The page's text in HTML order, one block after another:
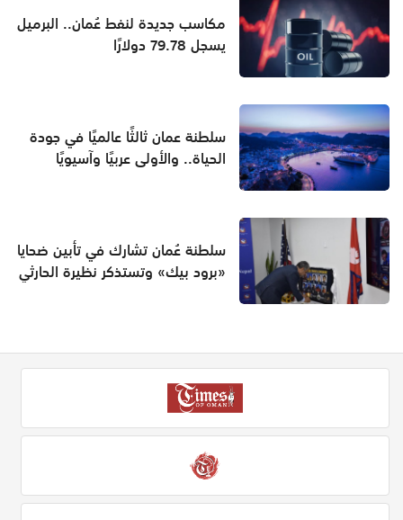
مكاسب جديدة لنفط عُمان.. البرميل
يسجل 79.78 دولارًا
سلطنة عمان ثالثًا عالميًا في جودة
الحياة.. والأولى عربيًا وآسيويًا
سلطنة عُمان تشارك في تأبين ضحايا
«برود بيك» وتستذكر نظيرة الحارثي